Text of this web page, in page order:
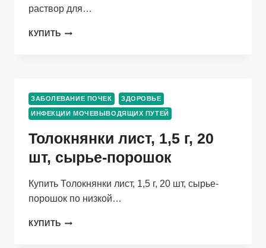
раствор для…
КУПИТЬ СОЛИДАГО
100
ШТ,
РАСТВОР
ВНУТРИМЫШЕЧНОГО
ГОМЕОПАТИЧЕСКИЙ
ЗАБОЛЕВАНИЕ ПОЧЕК ЗДОРОВЬЕ
ИНФЕКЦИИ МОЧЕВЫВОДЯЩИХ ПУТЕЙ
Толокнянки лист, 1,5 г, 20
шт, сырье-порошок
Купить Толокнянки лист, 1,5 г, 20 шт, сырье-
порошок по низкой…
КУПИТЬ ТОЛОКНЯНКИ